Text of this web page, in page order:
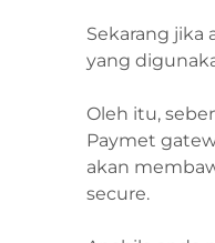
Sekarang jika
yang
Oleh itu,
Paymet
akan
secure.